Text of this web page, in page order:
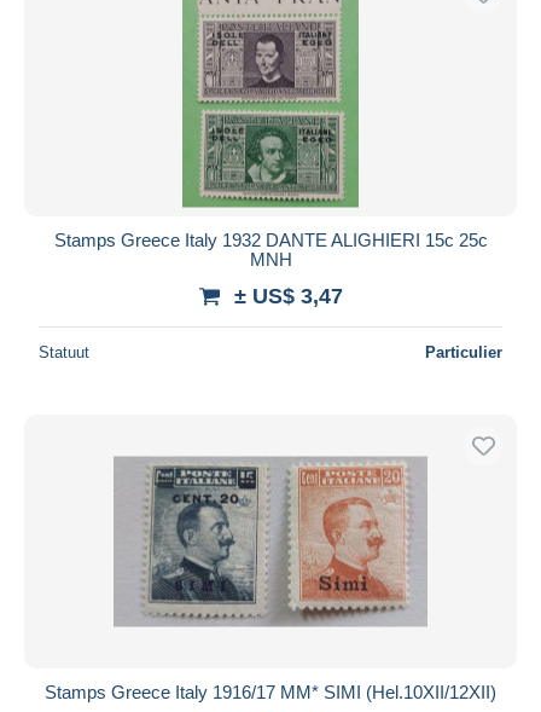
Stamps Greece Italy 1932 DANTE ALIGHIERI 15c 25c
MNH
± US$ 3,47
Statuut Particulier
Stamps Greece Italy 1916/17 ΜΜ* SIMI (Hel.10XII/12XII)